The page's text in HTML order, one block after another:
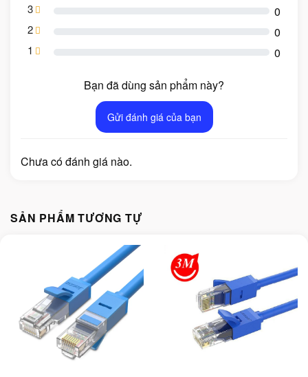
3 0
2 0
1 0
Bạn đã dùng sản phẩm này?
Gửi đánh giá của bạn
Chưa có đánh giá nào.
SẢN PHẨM TƯƠNG TỰ